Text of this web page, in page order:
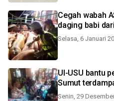
Cegah wabah
daging babi
Selasa, 6 Januari
UI-USU bantu
Sumut
Senin, 29